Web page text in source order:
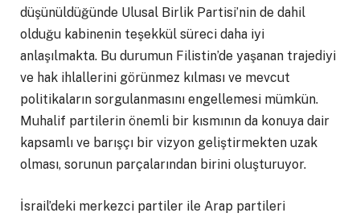
düşünüldüğünde Ulusal Birlik Partisi’nin de dahil
olduğu kabinenin teşekkül süreci daha iyi
anlaşılmakta. Bu durumun Filistin’de yaşanan trajediyi
ve hak ihlallerini görünmez kılması ve mevcut
politikaların sorgulanmasını engellemesi mümkün.
Muhalif partilerin önemli bir kısmının da konuya dair
kapsamlı ve barışçı bir vizyon geliştirmekten uzak
olması, sorunun parçalarından birini oluşturuyor.
İsrail’deki merkezci partiler ile Arap partileri